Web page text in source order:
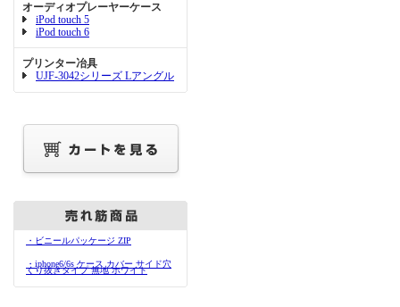
オーディオプレーヤーケース
iPod touch 5
iPod touch 6
プリンター冶具
UJF-3042シリーズ Lアングル
・ビニールパッケージ ZIP
・iphone6/6s ケース カバー サイド穴
くり抜きタイプ 無地 ホワイト